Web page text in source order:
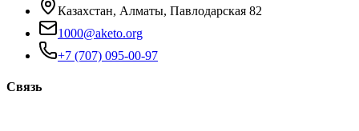
Казахстан, Алматы, Павлодарская 82
1000@aketo.org
+7 (707) 095-00-97
Связь